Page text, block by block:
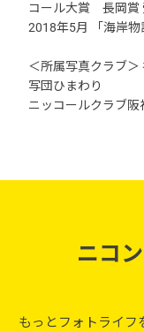
コール大賞 長岡賞
2018年5月 「海岸
＜所属写真クラブ＞
写団ひまわり
ニッコールクラブ阪
ニコ
もっとフォトライフ